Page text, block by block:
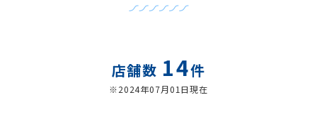
店舗数 14件
※2024年07月01日現在